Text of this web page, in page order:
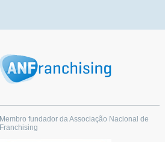
Membro fundador da Associação Nacional de
Franchising